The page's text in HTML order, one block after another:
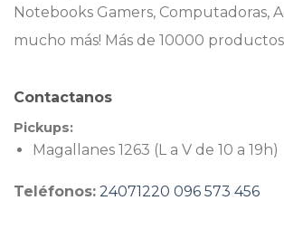
Notebooks Gamers, Computadoras,
mucho más! Más de 10000
Contactanos
Pickups:
Magallanes 1263 (L a V de 10 a 19h)
Teléfonos: 24071220 096 573 456